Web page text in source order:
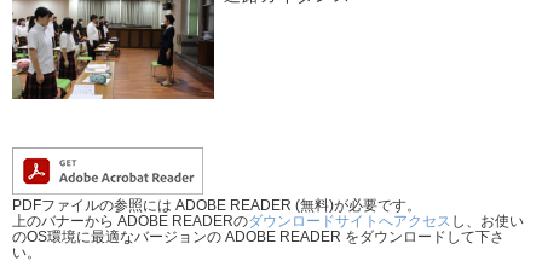
PDFファイルの参照には ADOBE READER (無料)が必要です。
上のバナーから ADOBE READERのダウンロードサイトへアクセス し、お使い
のOS環境に最適なバージョンの ADOBE READER をダウンロードして下さ
い。